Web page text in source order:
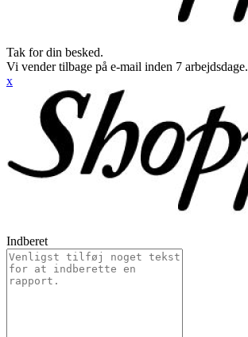
Tak for din besked.
Vi vender tilbage på e-mail inden 7 arbejdsdage.
x
Indberet